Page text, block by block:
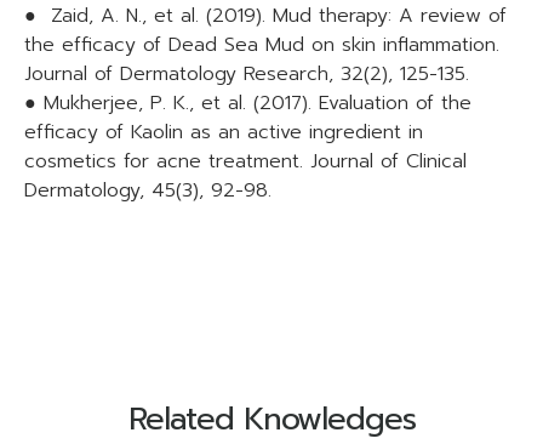
● Zaid, A. N., et al. (2019). Mud therapy: A review of
the efficacy of Dead Sea Mud on skin inflammation.
Journal of Dermatology Research, 32(2), 125-135.
● Mukherjee, P. K., et al. (2017). Evaluation of the
efficacy of Kaolin as an active ingredient in
cosmetics for acne treatment. Journal of Clinical
Dermatology, 45(3), 92-98.
Related Knowledges